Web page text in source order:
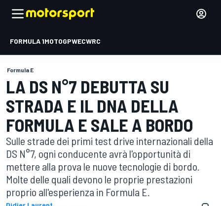
FORMULA 1MOTOGPWECWRC
Formula E
LA DS N°7 DEBUTTA SU
STRADA E IL DNA DELLA
FORMULA E SALE A BORDO
Sulle strade dei primi test drive internazionali della
DS N°7, ogni conducente avrà l'opportunità di
mettere alla prova le nuove tecnologie di bordo.
Molte delle quali devono le proprie prestazioni
proprio all'esperienza in Formula E.